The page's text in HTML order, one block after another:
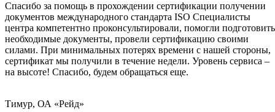
Спасибо за помощь в прохождении сертификации получении
документов международного стандарта ISO Специалисты
центра компетентно проконсультировали, помогли подготовить
необходимые документы, провели сертификацию своими
силами. При минимальных потерях времени с нашей стороны,
сертификат мы получили в течение недели. Уровень сервиса –
на высоте! Спасибо, будем обращаться еще.
Тимур, ОА «Рейд»